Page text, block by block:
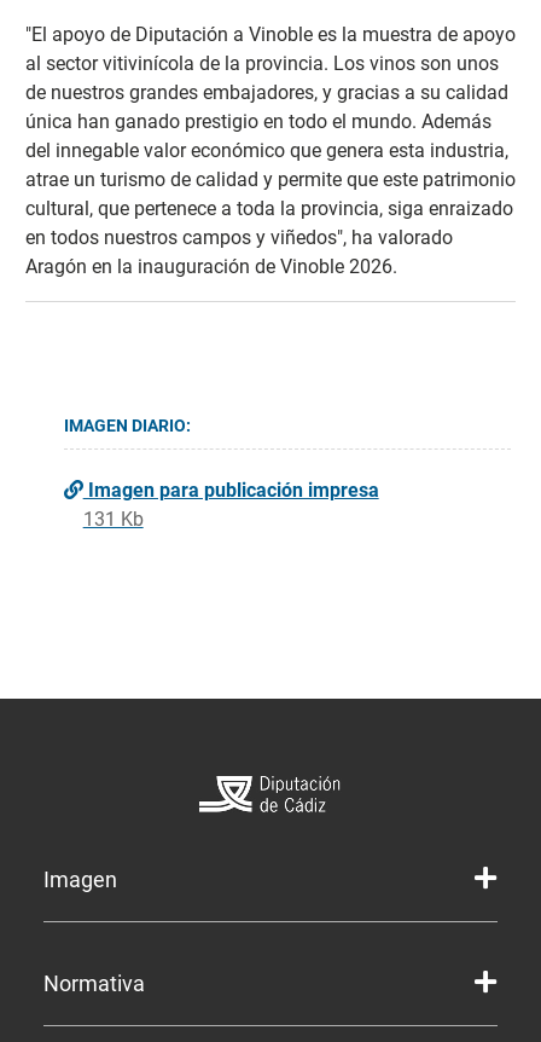
"El apoyo de Diputación a Vinoble es la muestra de apoyo
al sector vitivinícola de la provincia. Los vinos son unos
de nuestros grandes embajadores, y gracias a su calidad
única han ganado prestigio en todo el mundo. Además
del innegable valor económico que genera esta industria,
atrae un turismo de calidad y permite que este patrimonio
cultural, que pertenece a toda la provincia, siga enraizado
en todos nuestros campos y viñedos", ha valorado
Aragón en la inauguración de Vinoble 2026.
IMAGEN DIARIO:
Imagen para publicación impresa
131 Kb
Imagen
Normativa